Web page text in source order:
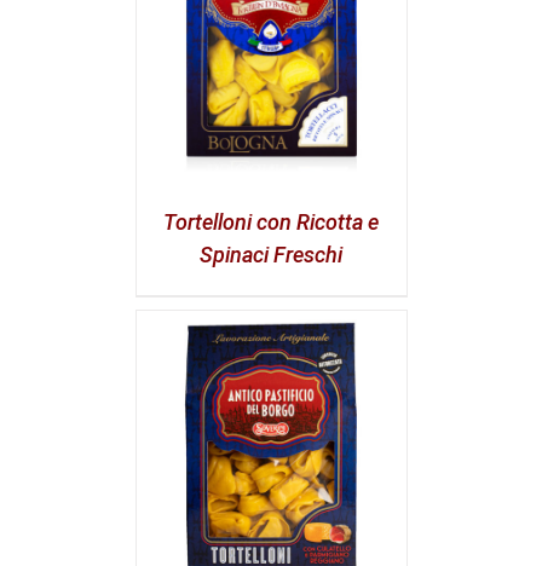
Tortelloni con Ricotta e
Spinaci Freschi